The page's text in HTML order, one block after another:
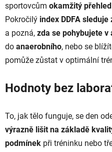
sportovcům okamžitý
Pokročilý index DDFA sleduje
a pozná, zda se pohybujete v
do anaerobního, nebo se
pomůže zůstat v optimální
Hodnoty bez
To, jak tělo funguje, se den
výrazně lišit na základě
podmínek při tréninku nebo